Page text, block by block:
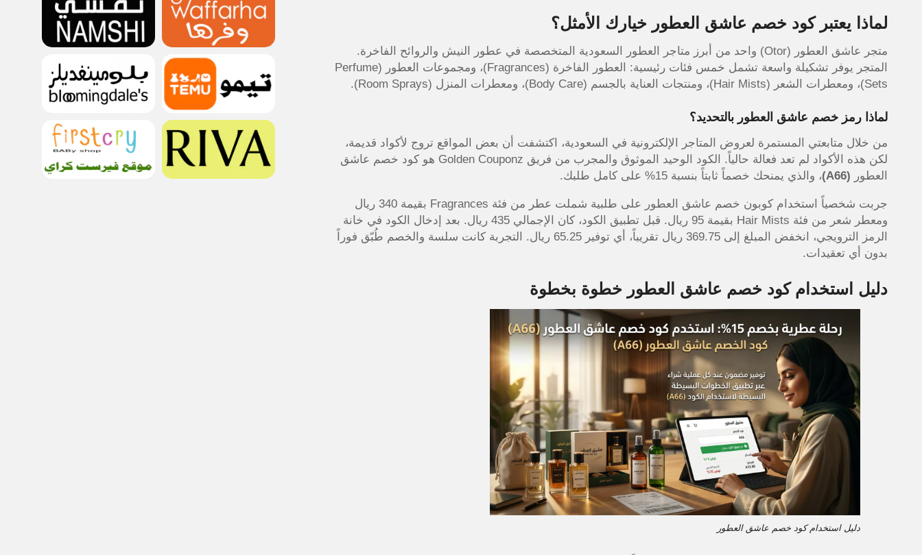
لماذا يعتبر كود خصم عاشق العطور خيارك الأمثل؟
متجر عاشق العطور (Otor) واحد من أبرز متاجر العطور السعودية المتخصصة في عطور النيش والروائح الفاخرة.
المتجر يوفر تشكيلة واسعة تشمل خمس فئات رئيسية: العطور الفاخرة (Fragrances)، ومجموعات العطور (Perfume
Sets)، ومعطرات الشعر (Hair Mists)، ومنتجات العناية بالجسم (Body Care)، ومعطرات المنزل (Room Sprays).
لماذا رمز خصم عاشق العطور بالتحديد؟
من خلال متابعتي المستمرة لعروض المتاجر الإلكترونية في السعودية، اكتشفت أن بعض المواقع تروج لأكواد قديمة،
لكن هذه الأكواد لم تعد فعالة حالياً. الكود الوحيد الموثوق والمجرب من فريق Golden Couponz هو كود خصم عاشق
العطور (A66) ، والذي يمنحك خصماً ثابتاً بنسبة 15% على كامل طلبك.
جربت شخصياً استخدام كوبون خصم عاشق العطور على طلبية شملت عطر من فئة Fragrances بقيمة 340 ريال
ومعطر شعر من فئة Hair Mists بقيمة 95 ريال. قبل تطبيق الكود، كان الإجمالي 435 ريال. بعد إدخال الكود في خانة
الرمز الترويجي، انخفض المبلغ إلى 369.75 ريال تقريباً، أي توفير 65.25 ريال. التجربة كانت سلسة والخصم طُبّق فوراً
بدون أي تعقيدات.
دليل استخدام كود خصم عاشق العطور خطوة بخطوة
دليل استخدام كود خصم عاشق العطور